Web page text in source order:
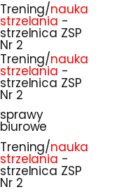
Trening/nauka
strzelania -
strzelnica ZSP
Nr 2
Trening/nauka
strzelania -
strzelnica ZSP
Nr 2
sprawy
biurowe
Trening/nauka
strzelania -
strzelnica ZSP
Nr 2